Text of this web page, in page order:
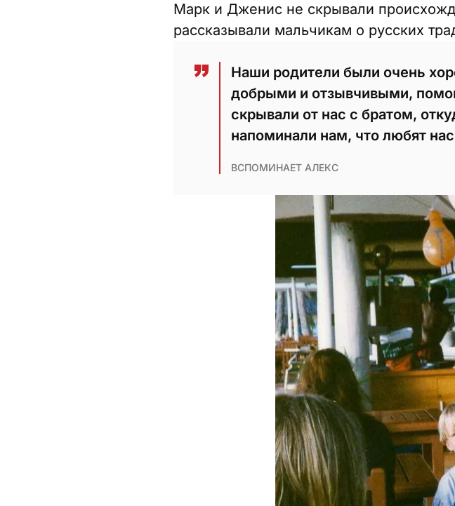
Марк и Дженис не скрывали
рассказывали мальчикам о русских
Наши родители были очень
добрыми и отзывчивыми,
скрывали от нас с братом,
напоминали нам, что любят
ВСПОМИНАЕТ АЛЕКС